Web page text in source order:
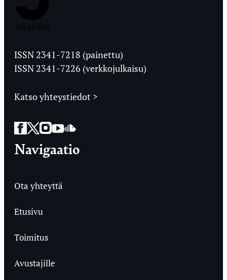
Ylioppilaslehti
ISSN 2341-7218 (painettu)
ISSN 2341-7226 (verkkojulkaisu)
Katso yhteystiedot >
Facebook
Twitter
Instagram
YouTube
SoundCloud
Navigaatio
Ota yhteyttä
Etusivu
Toimitus
Avustajille